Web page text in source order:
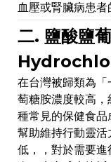
血壓或腎臟病患者
二. 鹽酸鹽
在台灣被歸類為
萄糖胺濃度較高
種常見的保健食品
幫助維持行動靈
低，，對於需要